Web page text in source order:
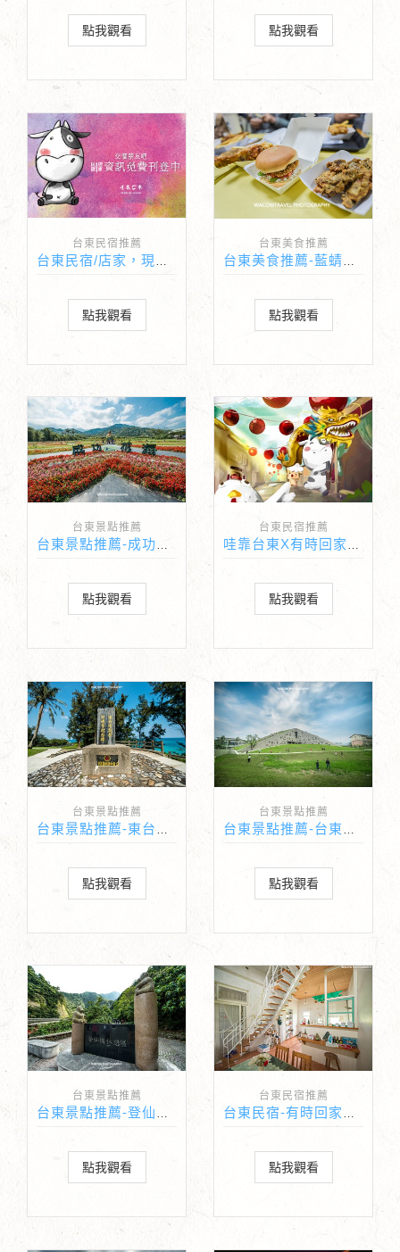
點我觀看 點我觀看
台東民宿推薦
點我觀看
台東美食推薦
點我觀看
台東景點推薦
台東景點推薦-成功花海
點我觀看
台東民宿推薦
哇靠台東X有時回家民宿
點我觀看
台東景點推薦
點我觀看
台東景點推薦
點我觀看
台東景點推薦
台東景點推薦-登仙橋遊憩區
點我觀看
台東民宿推薦
台東民宿-有時回家民宿 空間攝影
點我觀看